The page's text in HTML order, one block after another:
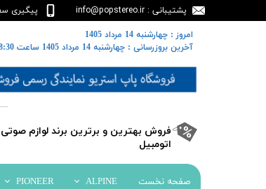
پشتیبانی : info@popstereo.ir
پیگیری
​فروش بهترین و برترین برند لوازم
اتومبیل​​​​​​​
صفحه نخست ALPINE
PIONEER
​​امروز : چهارشنبه 14 مرداد 1405
​​​​​​​آخرین بروزرسانی : چهارشنبه 14 مرداد 1405 ساعت 8:30 صبح